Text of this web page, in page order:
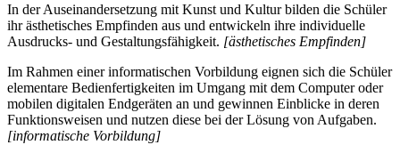
In der Auseinandersetzung mit Kunst und Kultur bilden die Schüler
ihr ästhetisches Empfinden aus und entwickeln ihre individuelle
Ausdrucks- und Gestaltungsfähigkeit. [ästhetisches Empfinden]
Im Rahmen einer informatischen Vorbildung eignen sich die Schüler
elementare Bedienfertigkeiten im Umgang mit dem Computer oder
mobilen digitalen Endgeräten an und gewinnen Einblicke in deren
Funktionsweisen und nutzen diese bei der Lösung von Aufgaben.
[informatische Vorbildung]